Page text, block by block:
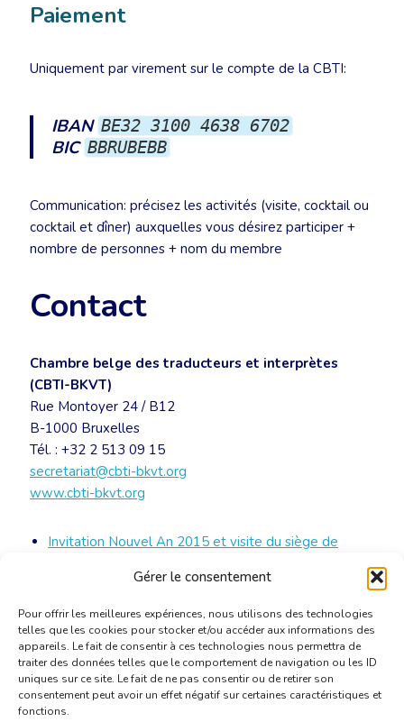
Gérer le consentement
Pour offrir les meilleures expériences, nous utilisons des technologies
telles que les cookies pour stocker et/ou accéder aux informations des
appareils. Le fait de consentir à ces technologies nous permettra de
traiter des données telles que le comportement de navigation ou les ID
uniques sur ce site. Le fait de ne pas consentir ou de retirer son
consentement peut avoir un effet négatif sur certaines caractéristiques et
fonctions.
Paiement
Uniquement par virement sur le compte de la CBTI:
IBAN BE32 3100 4638 6702
BIC BBRUBEBB
Communication: précisez les activités (visite, cocktail ou
cocktail et dîner) auxquelles vous désirez participer +
nombre de personnes + nom du membre
Contact
Chambre belge des traducteurs et interprètes
(CBTI-BKVT)
Rue Montoyer 24 / B12
B-1000 Bruxelles
Tél. : +32 2 513 09 15
secretariat@cbti-bkvt.org
www.cbti-bkvt.org
Invitation Nouvel An 2015 et visite du siège de